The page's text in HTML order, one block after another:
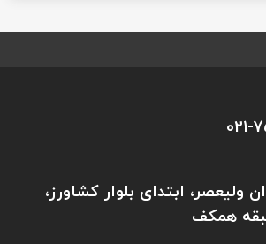
021-
ولیعصر، ابتدای بلوار کشاورز،